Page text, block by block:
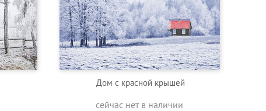
Дом с красной крышей
сейчас нет в наличии